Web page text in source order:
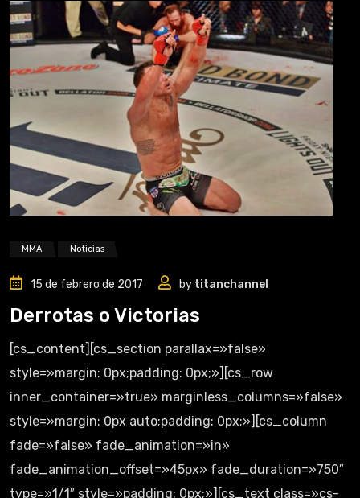
MMA Noticias
15 de febrero de 2017 by titanchannel
Derrotas o Victorias
[cs_content][cs_section parallax=»false»
style=»margin: 0px;padding: 0px;»][cs_row
inner_container=»true» marginless_columns=»false»
style=»margin: 0px auto;padding: 0px;»][cs_column
fade=»false» fade_animation=»in»
fade_animation_offset=»45px» fade_duration=»750″
type=»1/1″ style=»padding: 0px;»][cs_text class=»cs-